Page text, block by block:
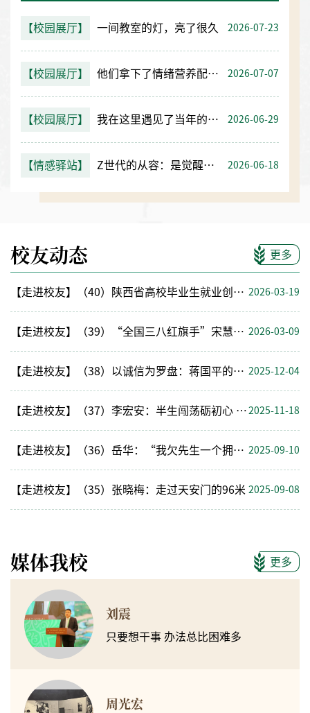
【校园展厅】 一间教室的灯，亮了很久 2026-07-23
【校园展厅】 他们拿下了情绪营养配餐大赛一等奖 2026-07-07
【校园展厅】 我在这里遇见了当年的经管人 2026-06-29
【情感驿站】 Z世代的从容：是觉醒还是认命？ 2026-06-18
校友动态 更多
【走进校友】（40）陕西省高校毕业生就业创业典型王炳科：向西而行，走在奶业振兴最前沿 2026-03-19
【走进校友】（39）“全国三八红旗手”宋慧：扎根田野绽芳华 种业创新助振兴 2026-03-09
【走进校友】（38）以诚信为罗盘：蒋国平的社会担当之路 2025-12-04
【走进校友】（37）李宏安：半生闯荡砺初心 廿载公益暖人心 2025-11-18
【走进校友】（36）岳华：“我欠先生一个拥抱！” 2025-09-10
【走进校友】（35）张晓梅：走过天安门的96米 2025-09-08
媒体我校 更多
刘震
只要想干事 办法总比困难多
周光宏